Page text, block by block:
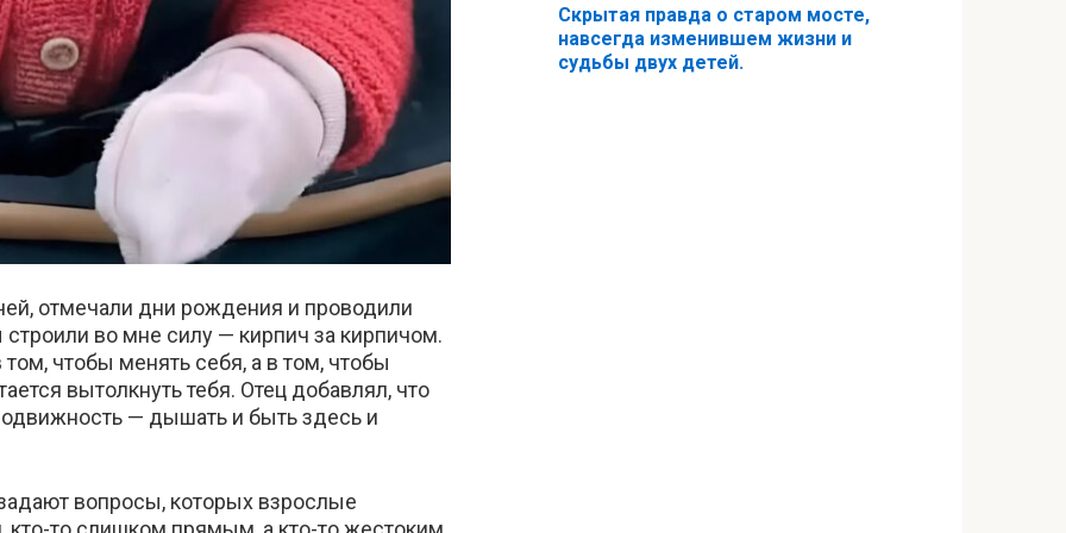
отмечали дни рождения и проводили
во мне силу — кирпич за кирпичом.
чтобы менять себя, а в том, чтобы
вытолкнуть тебя. Отец добавлял, что
— дышать и быть здесь и
вопросы, которых взрослые
Скрытая правда о старом мосте,
навсегда изменившем жизни и
судьбы двух детей.